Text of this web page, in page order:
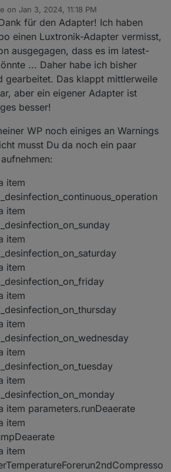
0.4.2
25.01.2022
https://github.com/UncleSamSwi
ss/ioBroker.luxtronik2
iobroker.luxtronik2
Schnittstelle von Luxtronik
mir getestet mit einer CTA Aeroheat
ist hier willkommen, Bugs bitte wenn
vorsichtig mit Werten ändern: ich
keine Verantwortung, wenn eure WP
on Jan 3, 2024, 11:18 PM
by
für den Adapter! Ich haben
einen Luxtronik-Adapter vermisst,
ausgegagen, dass es im latest-
... Daher habe ich bisher
gearbeitet. Das klappt mittlerweile
aber ein eigener Adapter ist
besser!
WP noch einiges an Warnings
musst Du da noch ein paar
item
item
item
item
item
item
item
item
item parameters.runDeaerate
item
item